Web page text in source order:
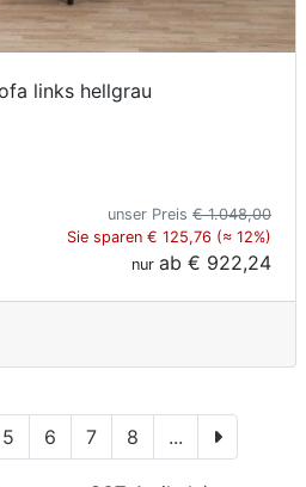
links hellgrau
unser Preis € 1.048,00
Sie sparen € 125,76 (≈ 12%)
nur ab € 922,24
5 6 7 8 ...